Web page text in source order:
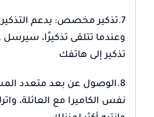
7.تذكير مخصص: يدعم
وعندما تتلقى تذكيرًا، سيرسل
تذكير إلى هاتفك
8.الوصول عن بعد متعدد
نفس الكاميرا مع العائلة،